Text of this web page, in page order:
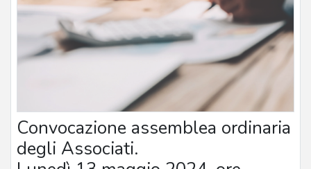
Convocazione assemblea ordinaria
degli Associati.